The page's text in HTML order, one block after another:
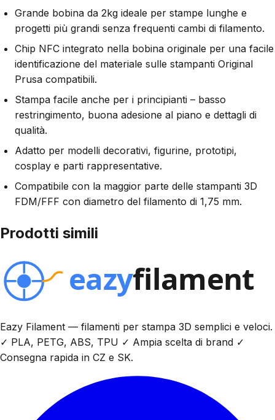
Grande bobina da 2kg ideale per stampe lunghe e
progetti più grandi senza frequenti cambi di filamento.
Chip NFC integrato nella bobina originale per una facile
identificazione del materiale sulle stampanti Original
Prusa compatibili.
Stampa facile anche per i principianti – basso
restringimento, buona adesione al piano e dettagli di
qualità.
Adatto per modelli decorativi, figurine, prototipi,
cosplay e parti rappresentative.
Compatibile con la maggior parte delle stampanti 3D
FDM/FFF con diametro del filamento di 1,75 mm.
Prodotti simili
Eazy Filament — filamenti per stampa 3D semplici e veloci.
✓ PLA, PETG, ABS, TPU ✓ Ampia scelta di brand ✓
Consegna rapida in CZ e SK.